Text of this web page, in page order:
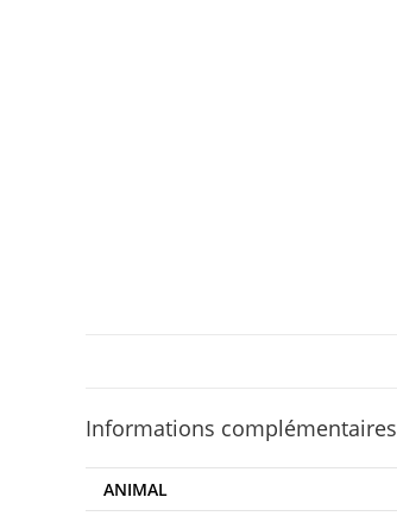
Informations complémentaires
ANIMAL